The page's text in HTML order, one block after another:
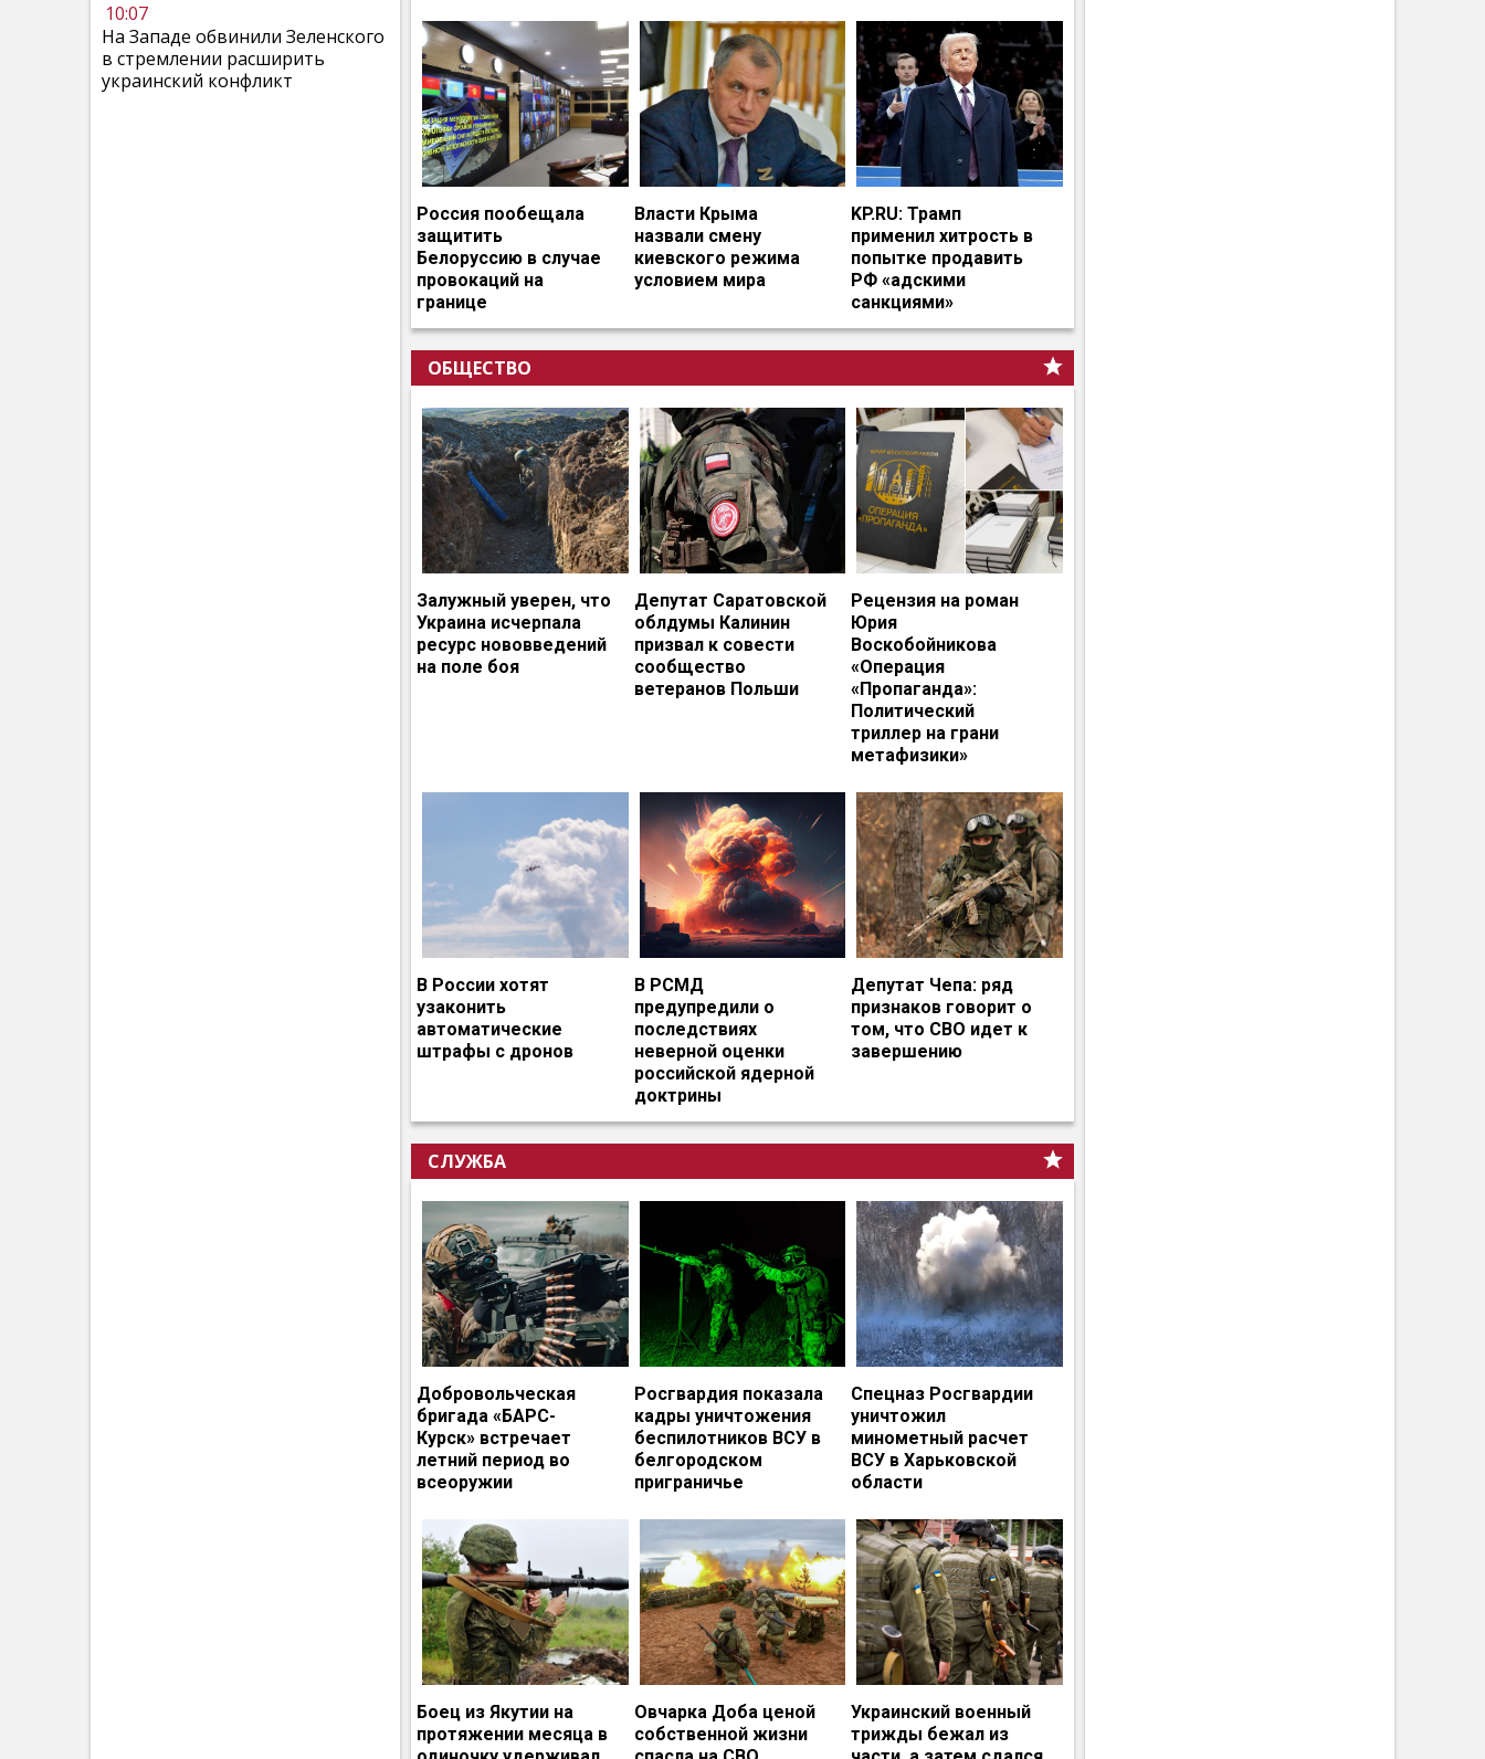
10:07
На Западе обвинили Зеленского
в стремлении расширить
украинский конфликт
Россия пообещала
защитить
Белоруссию в случае
провокаций на
границе
Власти Крыма
назвали смену
киевского режима
условием мира
KP.RU: Трамп
применил хитрость в
попытке продавить
РФ «адскими
санкциями»
ОБЩЕСТВО
Залужный уверен, что
Украина исчерпала
ресурс нововведений
на поле боя
Депутат Саратовской
облдумы Калинин
призвал к совести
сообщество
ветеранов Польши
Рецензия на роман
Юрия
Воскобойникова
«Операция
«Пропаганда»:
Политический
триллер на грани
метафизики»
В России хотят
узаконить
автоматические
штрафы с дронов
В РСМД
предупредили о
последствиях
неверной оценки
российской ядерной
доктрины
Депутат Чепа: ряд
признаков говорит о
том, что СВО идет к
завершению
СЛУЖБА
Добровольческая
бригада «БАРС-
Курск» встречает
летний период во
всеоружии
Росгвардия показала
кадры уничтожения
беспилотников ВСУ в
белгородском
приграничье
Спецназ Росгвардии
уничтожил
минометный расчет
ВСУ в Харьковской
области
Боец из Якутии на
протяжении месяца в
Овчарка Доба ценой
собственной жизни
Украинский военный
трижды бежал из